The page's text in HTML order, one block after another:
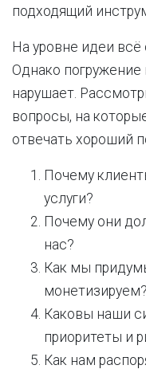
подходящий
На уровне идеи
Однако погружение
нарушает.
вопросы, на
отвечать хороший
Почему
услуги?
Почему они
нас?
Как мы
монетизируем?
Каковы наши
приоритеты и
Как нам